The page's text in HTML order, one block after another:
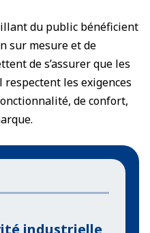
du public bénéficient
sur mesure et de
de s’assurer que les
les exigences
de confort,
industrielle